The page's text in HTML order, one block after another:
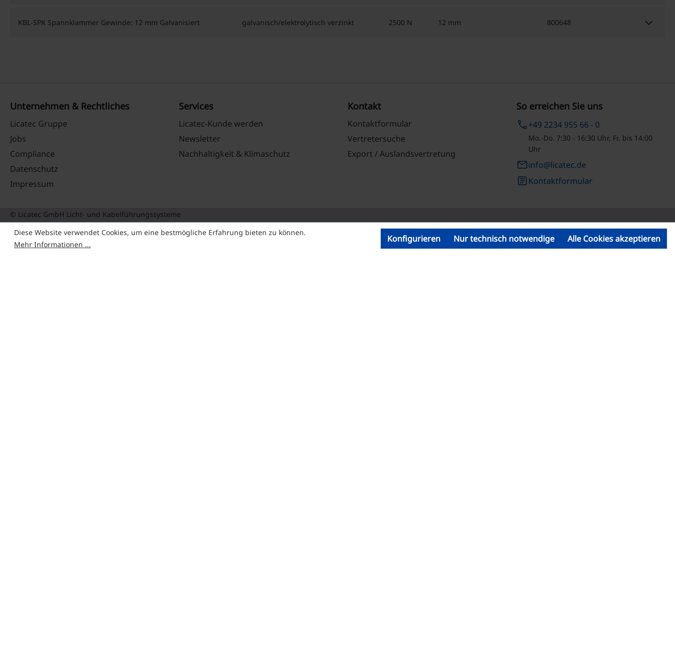
KBL-SPK Spannklammer Gewinde: 12 mm Galvanisiert galvanisch/elektrolytisch verzinkt 2500 N 12 mm 800648 keyboard_arrow_down
So erreichen Sie uns
phone+49 2234 955 66 - 0
Mo.-Do. 7:30 - 16:30 Uhr, Fr. bis 14:00
Uhr
emailinfo@licatec.de
articleKontaktformular
Unternehmen & Rechtliches
Licatec Gruppe
Jobs
Compliance
Datenschutz
Impressum
Services
Licatec-Kunde werden
Newsletter
Nachhaltigkeit & Klimaschutz
Kontakt
Kontaktformular
Vertretersuche
Export / Auslandsvertretung
© Licatec GmbH Licht- und Kabelführungssysteme
Diese Website verwendet Cookies, um eine bestmögliche Erfahrung bieten zu können.
Mehr Informationen ...
Nur technisch notwendige
Konfigurieren Alle Cookies akzeptieren